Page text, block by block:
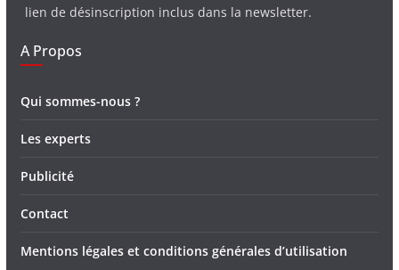
lien de désinscription inclus dans la newsletter.
A Propos
Qui sommes-nous ?
Les experts
Publicité
Contact
Mentions légales et conditions générales d’utilisation